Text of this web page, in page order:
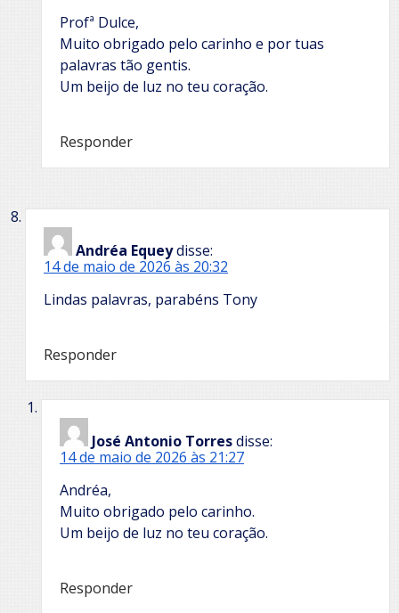
Profª Dulce,
Muito obrigado pelo carinho e por tuas
palavras tão gentis.
Um beijo de luz no teu coração.
Responder
Andréa Equeydisse:
14 de maio de 2026 às 20:32
Lindas palavras, parabéns Tony
Responder
José Antonio Torresdisse:
14 de maio de 2026 às 21:27
Andréa,
Muito obrigado pelo carinho.
Um beijo de luz no teu coração.
Responder